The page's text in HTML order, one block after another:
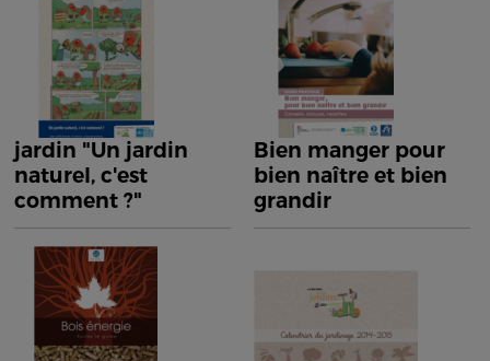
jardin "Un jardin
naturel, c'est
comment ?"
Bien manger pour
bien naître et bien
grandir